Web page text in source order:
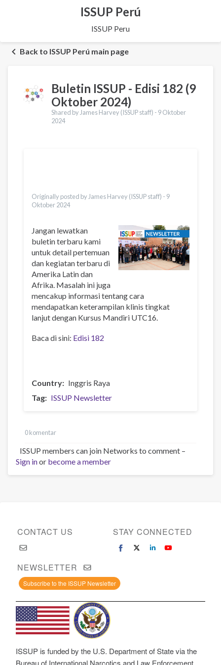
ISSUP Perú
ISSUP Peru
Back to ISSUP Perú main page
Buletin ISSUP - Edisi 182 (9
Oktober 2024)
Shared by James Harvey (ISSUP staff) - 9 Oktober
2024
Originally posted by James Harvey (ISSUP staff) - 9
Oktober 2024
Jangan lewatkan
buletin terbaru kami
untuk detail pertemuan
dan kegiatan terbaru di
Amerika Latin dan
Afrika. Masalah ini juga
mencakup informasi tentang cara
mendapatkan keterampilan klinis tingkat
lanjut dengan Kursus Mandiri UTC16.
Baca di sini: Edisi 182
Country
Inggris Raya
Tag
ISSUP Newsletter
0 komentar
ISSUP members can join Networks to comment –
Sign inor become a member
CONTACT US STAY CONNECTED
NEWSLETTER
Subscribe to the ISSUP Newsletter
ISSUP is funded by the U.S. Department of State via the
Bureau of International Narcotics and Law Enforcement